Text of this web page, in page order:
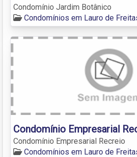
Condomínio Jardim Botânico
Condomínios em Lauro de
Condomínio Empresarial
Condomínio Empresarial Recreio
Condomínios em Lauro de